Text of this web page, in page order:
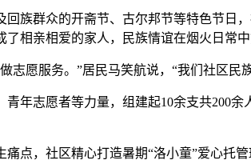
群众的开斋节、古尔邦节等特色节日
相亲相爱的家人，民族情谊在烟火日常中
愿服务。”居民马笑航说，“我们社区民
志愿者等力量，组建起10余支共200余
，社区精心打造暑期“洛小童”爱心托